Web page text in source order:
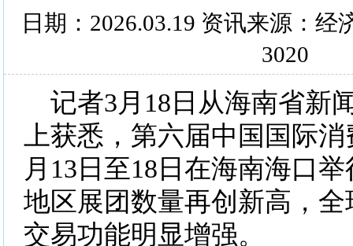
日期：2026.03.19 资讯来源：经
3020
记者3月18日从海南省新
上获悉，第六届中国国际
月13日至18日在海南海口
地区展团数量再创新高，
交易功能明显增强。